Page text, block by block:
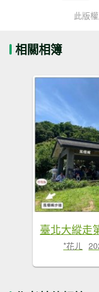
此版
相關相簿
*花ㄦ